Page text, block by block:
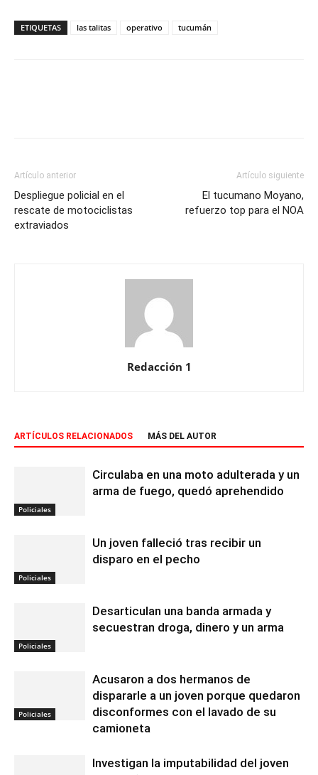
ETIQUETAS las talitas operativo tucumán
Artículo anterior
Despliegue policial en el
rescate de motociclistas
extraviados
Artículo siguiente
El tucumano Moyano,
refuerzo top para el NOA
Redacción 1
ARTÍCULOS RELACIONADOS MÁS DEL AUTOR
Policiales
Circulaba en una moto adulterada y un
arma de fuego, quedó aprehendido
Policiales
Un joven falleció tras recibir un
disparo en el pecho
Policiales
Desarticulan una banda armada y
secuestran droga, dinero y un arma
Policiales
Acusaron a dos hermanos de
dispararle a un joven porque quedaron
disconformes con el lavado de su
camioneta
Investigan la imputabilidad del joven